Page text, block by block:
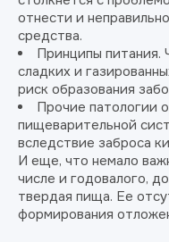
отнести и
средства.
Принципы питания.
сладких и
риск образования
Прочие патологии
пищеварительной
вследствие заброса
И еще, что немало
числе и годовалого,
твердая пища. Ее
формирования